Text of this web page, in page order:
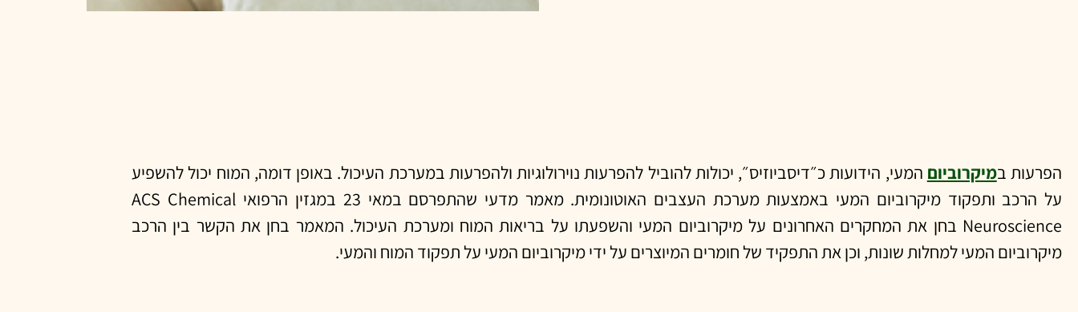
הפרעות במיקרוביום המעי, הידועות כ״דיסביוזיס״, יכולות להוביל להפרעות נוירולוגיות ולהפרעות במערכת העיכול. באופן דומה, המוח יכול להשפיע
על הרכב ותפקוד מיקרוביום המעי באמצעות מערכת העצבים האוטונומית. מאמר מדעי שהתפרסם במאי 23 במגזין הרפואי ACS Chemical
Neuroscience בחן את המחקרים האחרונים על מיקרוביום המעי והשפעתו על בריאות המוח ומערכת העיכול. המאמר בחן את הקשר בין הרכב
מיקרוביום המעי למחלות שונות, וכן את התפקיד של חומרים המיוצרים על ידי מיקרוביום המעי על תפקוד המוח והמעי.